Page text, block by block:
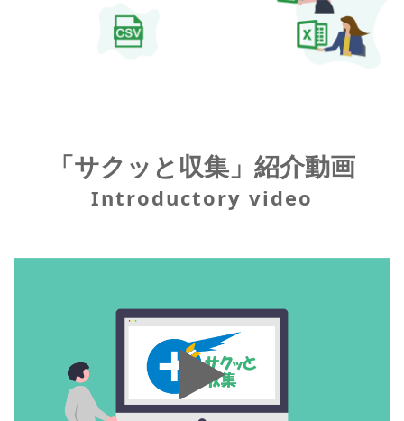
「サクッと収集」紹介動画
Introductory video